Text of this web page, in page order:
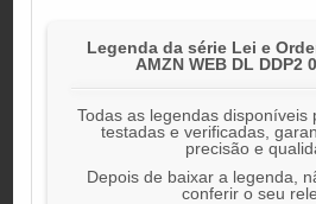
Legenda da série Lei e
AMZN WEB DL DDP2
Todas as legendas disponíveis
testadas e verificadas,
precisão e
Depois de baixar a legenda,
conferir o seu